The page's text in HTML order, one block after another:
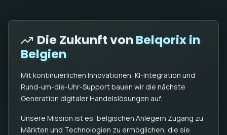
Die Zukunft vonBelqorix in
Belgien
Mit kontinuierlichen Innovationen, KI-Integration und
Rund-um-die-Uhr-Support bauen wir die nächste
Generation digitaler Handelslösungen auf.
Unsere Mission ist es, belgischen Anlegern Zugang zu
Märkten und Technologien zu ermöglichen, die sie